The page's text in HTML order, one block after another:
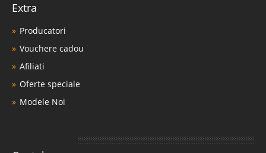
Extra
Producatori
Vouchere cadou
Afiliati
Oferte speciale
Modele Noi